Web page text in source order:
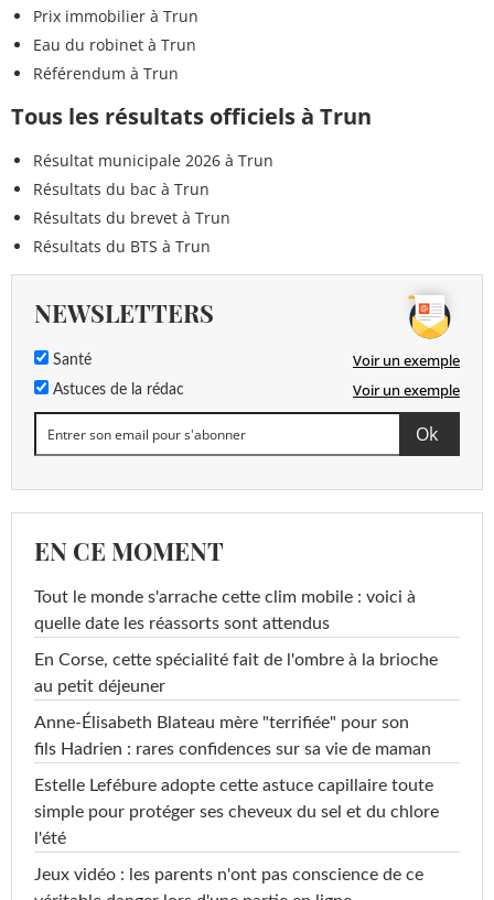
Prix immobilier à Trun
Eau du robinet à Trun
Référendum à Trun
Tous les résultats officiels à Trun
Résultat municipale 2026 à Trun
Résultats du bac à Trun
Résultats du brevet à Trun
Résultats du BTS à Trun
NEWSLETTERS
Santé Voir un exemple
Astuces de la rédac Voir un exemple
EN CE MOMENT
Tout le monde s'arrache cette clim mobile : voici à
quelle date les réassorts sont attendus
En Corse, cette spécialité fait de l'ombre à la brioche
au petit déjeuner
Anne-Élisabeth Blateau mère "terrifiée" pour son
fils Hadrien : rares confidences sur sa vie de maman
Estelle Lefébure adopte cette astuce capillaire toute
simple pour protéger ses cheveux du sel et du chlore
l'été
Jeux vidéo : les parents n'ont pas conscience de ce